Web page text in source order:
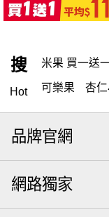
搜
Hot
米果 買一送
可樂果 杏
隨手包 無
薯條
栗 椒鹽 米
桶裝
萬歲牌; 堅果
品牌官網
網路獨家